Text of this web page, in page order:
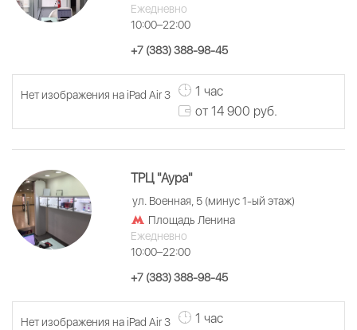
Ежедневно
10:00–22:00
+7 (383) 388-98-45
Нет изображения на iPad Air 3
1 час
от 14 900 руб.
ТРЦ "Аура"
ул. Военная, 5 (минус 1-ый этаж)
Площадь Ленина
Ежедневно
10:00–22:00
+7 (383) 388-98-45
Нет изображения на iPad Air 3
1 час